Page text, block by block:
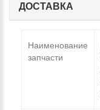
ДОСТАВКА
Наименование
запчасти